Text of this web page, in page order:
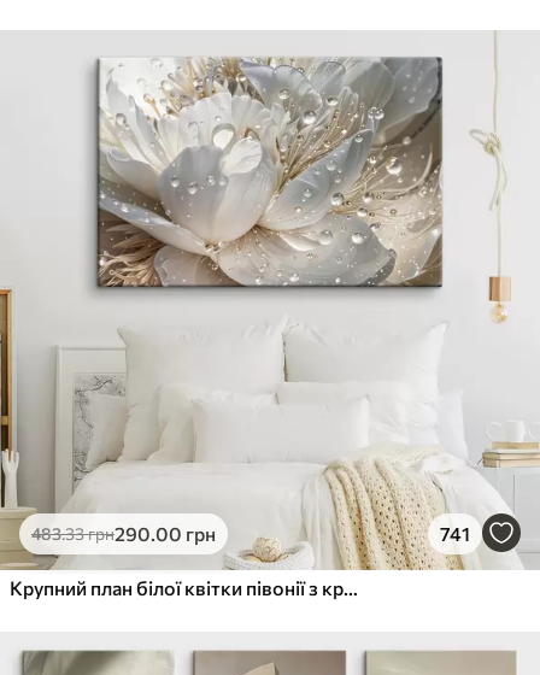
483.33грн290.00 грн 741
Крупний план білої квітки півонії з крапельками води на пелюстках на розмитому фоні